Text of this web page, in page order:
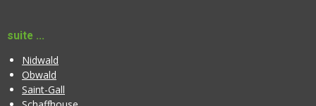
suite ...
Nidwald
Obwald
Saint-Gall